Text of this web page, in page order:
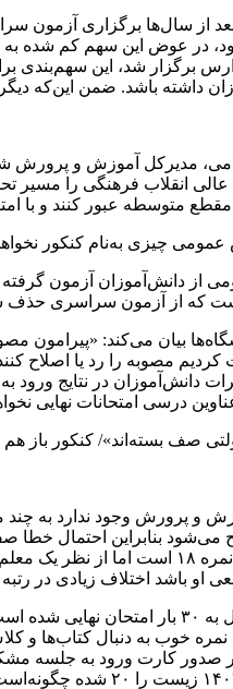
از سال‌ها برگزاری آزمون
در عوض این سهم کم شده به
مدیرکل آموزش و پرورش
انقلاب فرهنگی را مسیر
متوسطه عبور کنند و با
عمومی چیزی به‌نام کنکور
دانش‌آموزان آزمون گرفته
که از آزمون سراسری حذف
مصوبه را رد یا اصلاح
در نتایج ورود به
درسی امتحانات نهایی
صف بسته‌اند»/ کنکور باز هم
و پرورش وجود ندارد به
بنابراین احتمال
او ادامه می‌دهد: «همچنین در روش
نمره خوب به دنبال کتاب‌ها
کارت ورود به جلسه